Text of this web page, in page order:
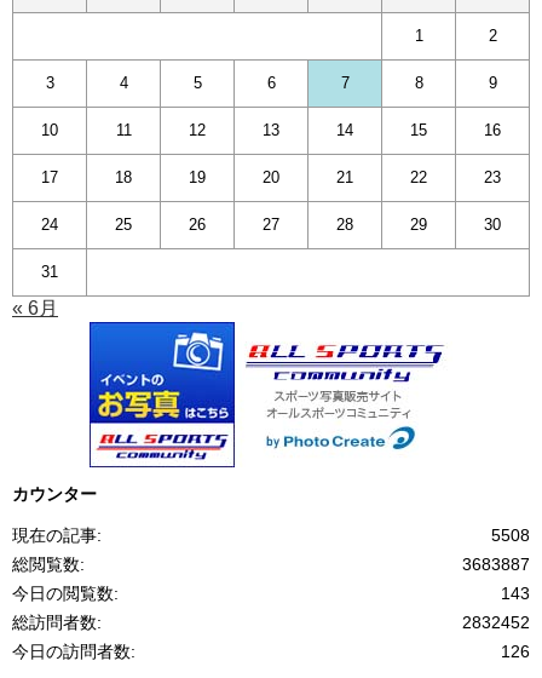
1 2
3 4 5 6 7 8 9
10 11 12 13 14 15 16
17 18 19 20 21 22 23
24 25 26 27 28 29 30
31
« 6月
カウンター
5508
現在の記事:
3683887
総閲覧数:
143
今日の閲覧数:
2832452
総訪問者数:
126
今日の訪問者数: